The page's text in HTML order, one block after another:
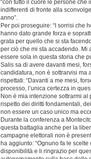
“con tutto il cuore le persone
indifferenti di fronte alla
anno”.
Per poi proseguire: “I sorrisi che
hanno dato grande forza e
grata per quello che si sta
per ciò che mi sta accadendo. Mi
essere sola in questa storia che
Salis sa di avere davanti mesi,
candidatura, non è sottrarvisi ma
rispettati: “Davanti a me mesi,
processo, l’unica certezza in
Non è mia intenzione sottrarmi
rispetto dei diritti fondamentali,
non essere un caso unico ma
Durante la conferenza a
questa battaglia anche per la
campagne elettorali non è
ha aggiunto: “Ognuno fa le
disponibilità e li ringrazio per